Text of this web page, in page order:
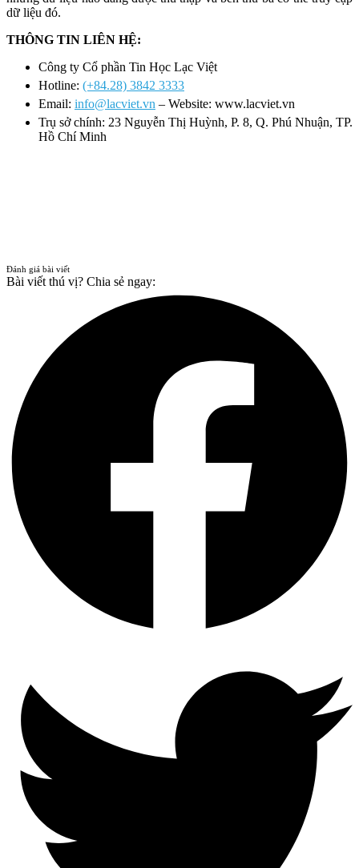
dữ liệu đó.
THÔNG TIN LIÊN HỆ:
Công ty Cổ phần Tin Học Lạc Việt
Hotline: (+84.28) 3842 3333
Email: info@lacviet.vn – Website: www.lacviet.vn
Trụ sở chính: 23 Nguyễn Thị Huỳnh, P. 8, Q. Phú Nhuận, TP.
Hồ Chí Minh
Đánh giá bài viết
Bài viết thú vị? Chia sẻ ngay: